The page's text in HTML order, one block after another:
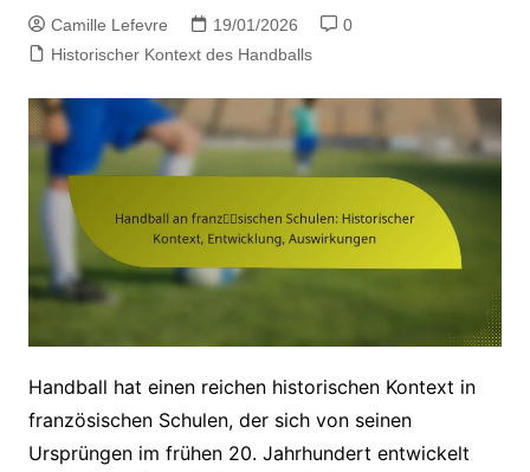
Camille Lefevre 19/01/2026
0
Historischer Kontext des Handballs
Handball hat einen reichen historischen Kontext in
französischen Schulen, der sich von seinen
Ursprüngen im frühen 20. Jahrhundert entwickelt